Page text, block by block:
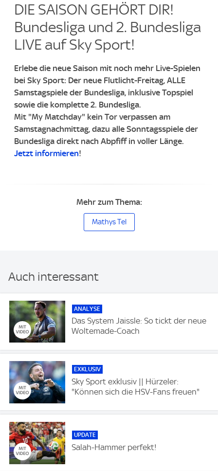
DIE SAISON GEHÖRT DIR!
Bundesliga und 2. Bundesliga
LIVE auf Sky Sport!
Erlebe die neue Saison mit noch mehr Live-Spielen
bei Sky Sport: Der neue Flutlicht-Freitag, ALLE
Samstagspiele der Bundesliga, inklusive Topspiel
sowie die komplette 2. Bundesliga.
Mit "My Matchday" kein Tor verpassen am
Samstagnachmittag, dazu alle Sonntagsspiele der
Bundesliga direkt nach Abpfiff in voller Länge.
Jetzt informieren!
Mehr zum Thema:
Mathys Tel
Auch interessant
ANALYSE
Das System Jaissle: So tickt der neue
Woltemade-Coach
EXKLUSIV
Sky Sport exklusiv || Hürzeler:
"Können sich die HSV-Fans freuen"
UPDATE
Salah-Hammer perfekt!